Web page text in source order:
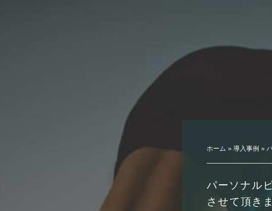
ホーム » 導入事例 »
パーソナル
させて頂き